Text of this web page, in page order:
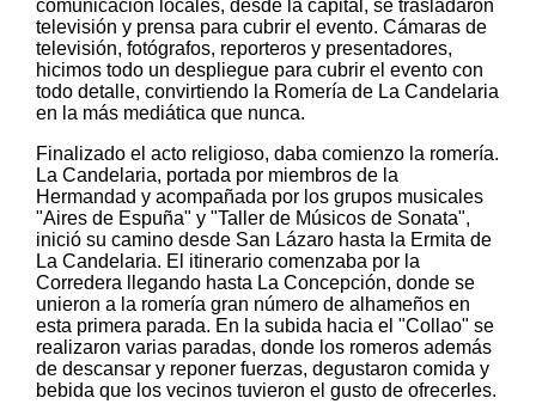
comunicación locales, desde la capital, se trasladaron
televisión y prensa para cubrir el evento. Cámaras de
televisión, fotógrafos, reporteros y presentadores,
hicimos todo un despliegue para cubrir el evento con
todo detalle, convirtiendo la Romería de La Candelaria
en la más mediática que nunca.
Finalizado el acto religioso, daba comienzo la romería.
La Candelaria, portada por miembros de la
Hermandad y acompañada por los grupos musicales
"Aires de Espuña" y "Taller de Músicos de Sonata",
inició su camino desde San Lázaro hasta la Ermita de
La Candelaria. El itinerario comenzaba por la
Corredera llegando hasta La Concepción, donde se
unieron a la romería gran número de alhameños en
esta primera parada. En la subida hacia el "Collao" se
realizaron varias paradas, donde los romeros además
de descansar y reponer fuerzas, degustaron comida y
bebida que los vecinos tuvieron el gusto de ofrecerles.